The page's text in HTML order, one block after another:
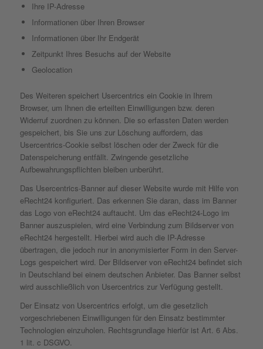
Ihre IP-Adresse
Informationen über Ihren Browser
Informationen über Ihr Endgerät
Zeitpunkt Ihres Besuchs auf der Website
Geolocation
Des Weiteren speichert Usercentrics ein Cookie in Ihrem
Browser, um Ihnen die erteilten Einwilligungen bzw. deren
Widerruf zuordnen zu können. Die so erfassten Daten werden
gespeichert, bis Sie uns zur Löschung auffordern, das
Usercentrics-Cookie selbst löschen oder der Zweck für die
Datenspeicherung entfällt. Zwingende gesetzliche
Aufbewahrungspflichten bleiben unberührt.
Das Usercentrics-Banner auf dieser Website wurde mit Hilfe von
eRecht24 konfiguriert. Das erkennen Sie daran, dass im Banner
das Logo von eRecht24 auftaucht. Um das eRecht24-Logo im
Banner auszuspielen, wird eine Verbindung zum Bildserver von
eRecht24 hergestellt. Hierbei wird auch die IP-Adresse
übertragen, die jedoch nur in anonymisierter Form in den Server-
Logs gespeichert wird. Der Bildserver von eRecht24 befindet sich
in Deutschland bei einem deutschen Anbieter. Das Banner selbst
wird ausschließlich von Usercentrics zur Verfügung gestellt.
Der Einsatz von Usercentrics erfolgt, um die gesetzlich
vorgeschriebenen Einwilligungen für den Einsatz bestimmter
Technologien einzuholen. Rechtsgrundlage hierfür ist Art. 6 Abs.
1 lit. c DSGVO.